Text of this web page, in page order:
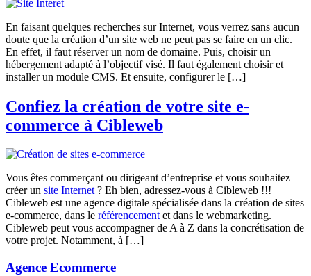
En faisant quelques recherches sur Internet, vous verrez sans aucun
doute que la création d’un site web ne peut pas se faire en un clic.
En effet, il faut réserver un nom de domaine. Puis, choisir un
hébergement adapté à l’objectif visé. Il faut également choisir et
installer un module CMS. Et ensuite, configurer le […]
Confiez la création de votre site e-
commerce à Cibleweb
Vous êtes commerçant ou dirigeant d’entreprise et vous souhaitez
créer un site Internet? Eh bien, adressez-vous à Cibleweb !!!
Cibleweb est une agence digitale spécialisée dans la création de sites
e-commerce, dans le référencementet dans le webmarketing.
Cibleweb peut vous accompagner de A à Z dans la concrétisation de
votre projet. Notamment, à […]
Agence Ecommerce